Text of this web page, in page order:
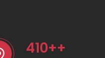
410++